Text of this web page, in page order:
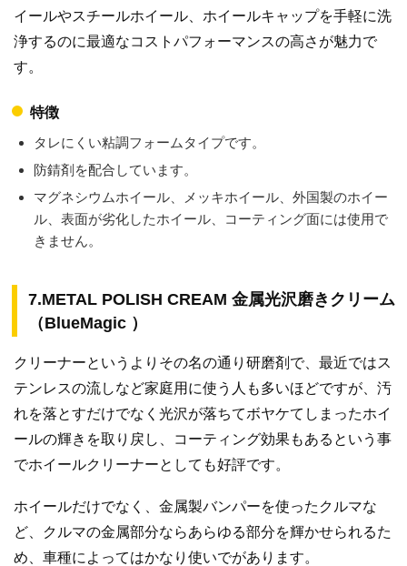
イールやスチールホイール、ホイールキャップを手軽に洗
浄するのに最適なコストパフォーマンスの高さが魅力で
す。
特徴
タレにくい粘調フォームタイプです。
防錆剤を配合しています。
マグネシウムホイール、メッキホイール、外国製のホイー
ル、表面が劣化したホイール、コーティング面には使用で
きません。
7.METAL POLISH CREAM 金属光沢磨きクリーム
（BlueMagic ）
クリーナーというよりその名の通り研磨剤で、最近ではス
テンレスの流しなど家庭用に使う人も多いほどですが、汚
れを落とすだけでなく光沢が落ちてボヤケてしまったホイ
ールの輝きを取り戻し、コーティング効果もあるという事
でホイールクリーナーとしても好評です。
ホイールだけでなく、金属製バンパーを使ったクルマな
ど、クルマの金属部分ならあらゆる部分を輝かせられるた
め、車種によってはかなり使いでがあります。